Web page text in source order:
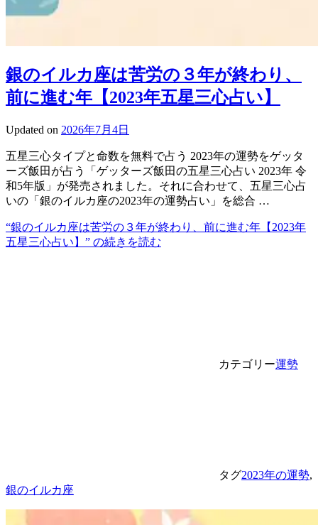
銀のイルカ座は苦労の３年が終わり、
前に進む年【2023年五星三心占い】
Updated on 2026年7月4日
五星三心タイプと命数を無料で占う 2023年の運勢をゲッタ
ーズ飯田が占う「ゲッターズ飯田の五星三心占い 2023年 令
和5年版」が発売されました。それに合わせて、五星三心占
いの「銀のイルカ座の2023年の運勢占い」を総合 …
“銀のイルカ座は苦労の３年が終わり、前に進む年【2023年
五星三心占い】” の続きを読む
カテゴリー運勢
タグ2023年の運勢,
銀のイルカ座